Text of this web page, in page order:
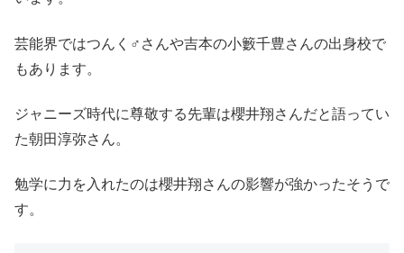
芸能界ではつんく♂さんや吉本の小籔千豊さんの出身校で
もあります。
ジャニーズ時代に尊敬する先輩は櫻井翔さんだと語ってい
た朝田淳弥さん。
勉学に力を入れたのは櫻井翔さんの影響が強かったそうで
す。